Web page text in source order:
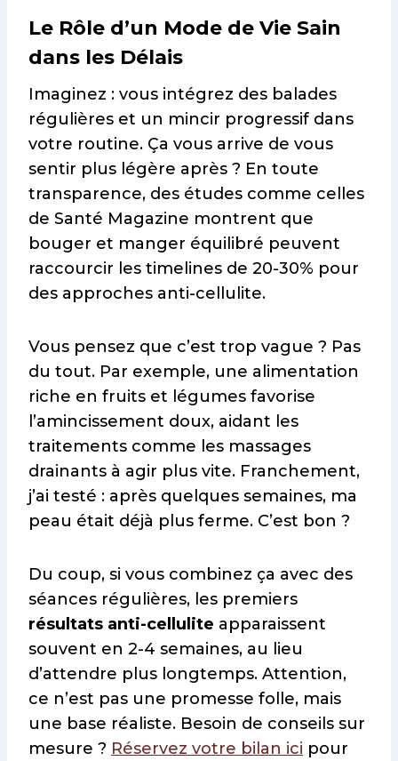
Le Rôle d’un Mode de Vie Sain
dans les Délais
Imaginez : vous intégrez des balades
régulières et un mincir progressif dans
votre routine. Ça vous arrive de vous
sentir plus légère après ? En toute
transparence, des études comme celles
de Santé Magazine montrent que
bouger et manger équilibré peuvent
raccourcir les timelines de 20-30% pour
des approches anti-cellulite.
Vous pensez que c’est trop vague ? Pas
du tout. Par exemple, une alimentation
riche en fruits et légumes favorise
l’amincissement doux, aidant les
traitements comme les massages
drainants à agir plus vite. Franchement,
j’ai testé : après quelques semaines, ma
peau était déjà plus ferme. C’est bon ?
Du coup, si vous combinez ça avec des
séances régulières, les premiers
résultats anti-cellulite apparaissent
souvent en 2-4 semaines, au lieu
d’attendre plus longtemps. Attention,
ce n’est pas une promesse folle, mais
une base réaliste. Besoin de conseils sur
mesure ? Réservez votre bilan ici pour